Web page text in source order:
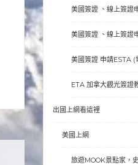
美國簽證 、線上簽證
美國簽證 、線上簽證
美國簽證 申請ESTA
ETA 加拿大觀光簽證
出國上網看這裡
美國上網
旅遊MOOK景點家，